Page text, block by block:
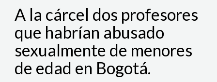
A la cárcel dos profesores
que habrían abusado
sexualmente de menores
de edad en Bogotá.